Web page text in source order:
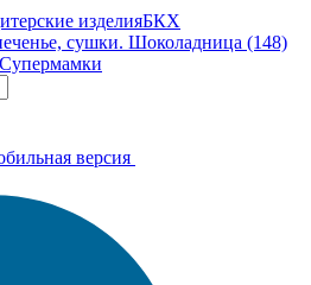
изделияБКХ
сушки. Шоколадница (148)
версия